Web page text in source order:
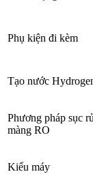
Phụ kiện đi kèm
Tạo nước
Phương pháp sục
màng RO
Kiểu máy